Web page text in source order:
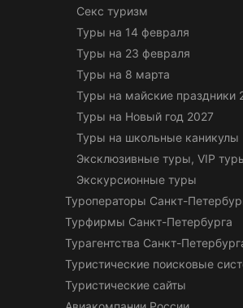
Секс туризм
Туры на 14 февраля
Туры на 23 февраля
Туры на 8 марта
Туры на майские праздники
Туры на Новый год 2027
Туры на школьные каникулы
Эксклюзивные туры, VIP
Экскурсионные туры
Туроператоры Санкт-
Турфирмы Санкт-Петербурга
Турагентства Санкт-
Туристические поисковые
Туристические сайты